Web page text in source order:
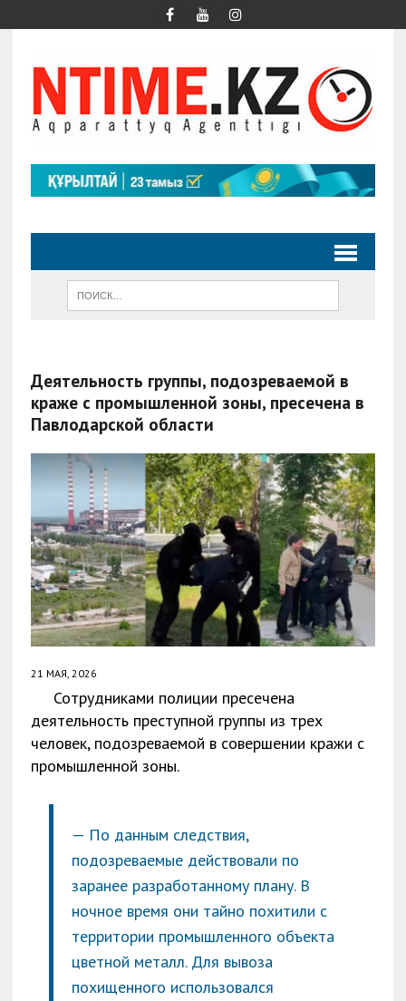
Деятельность группы, подозреваемой в
краже с промышленной зоны, пресечена в
Павлодарской области
21 МАЯ, 2026
Сотрудниками полиции пресечена
деятельность преступной группы из трех
человек, подозреваемой в совершении кражи с
промышленной зоны.
— По данным следствия,
подозреваемые действовали по
заранее разработанному плану. В
ночное время они тайно похитили с
территории промышленного объекта
цветной металл. Для вывоза
похищенного использовался